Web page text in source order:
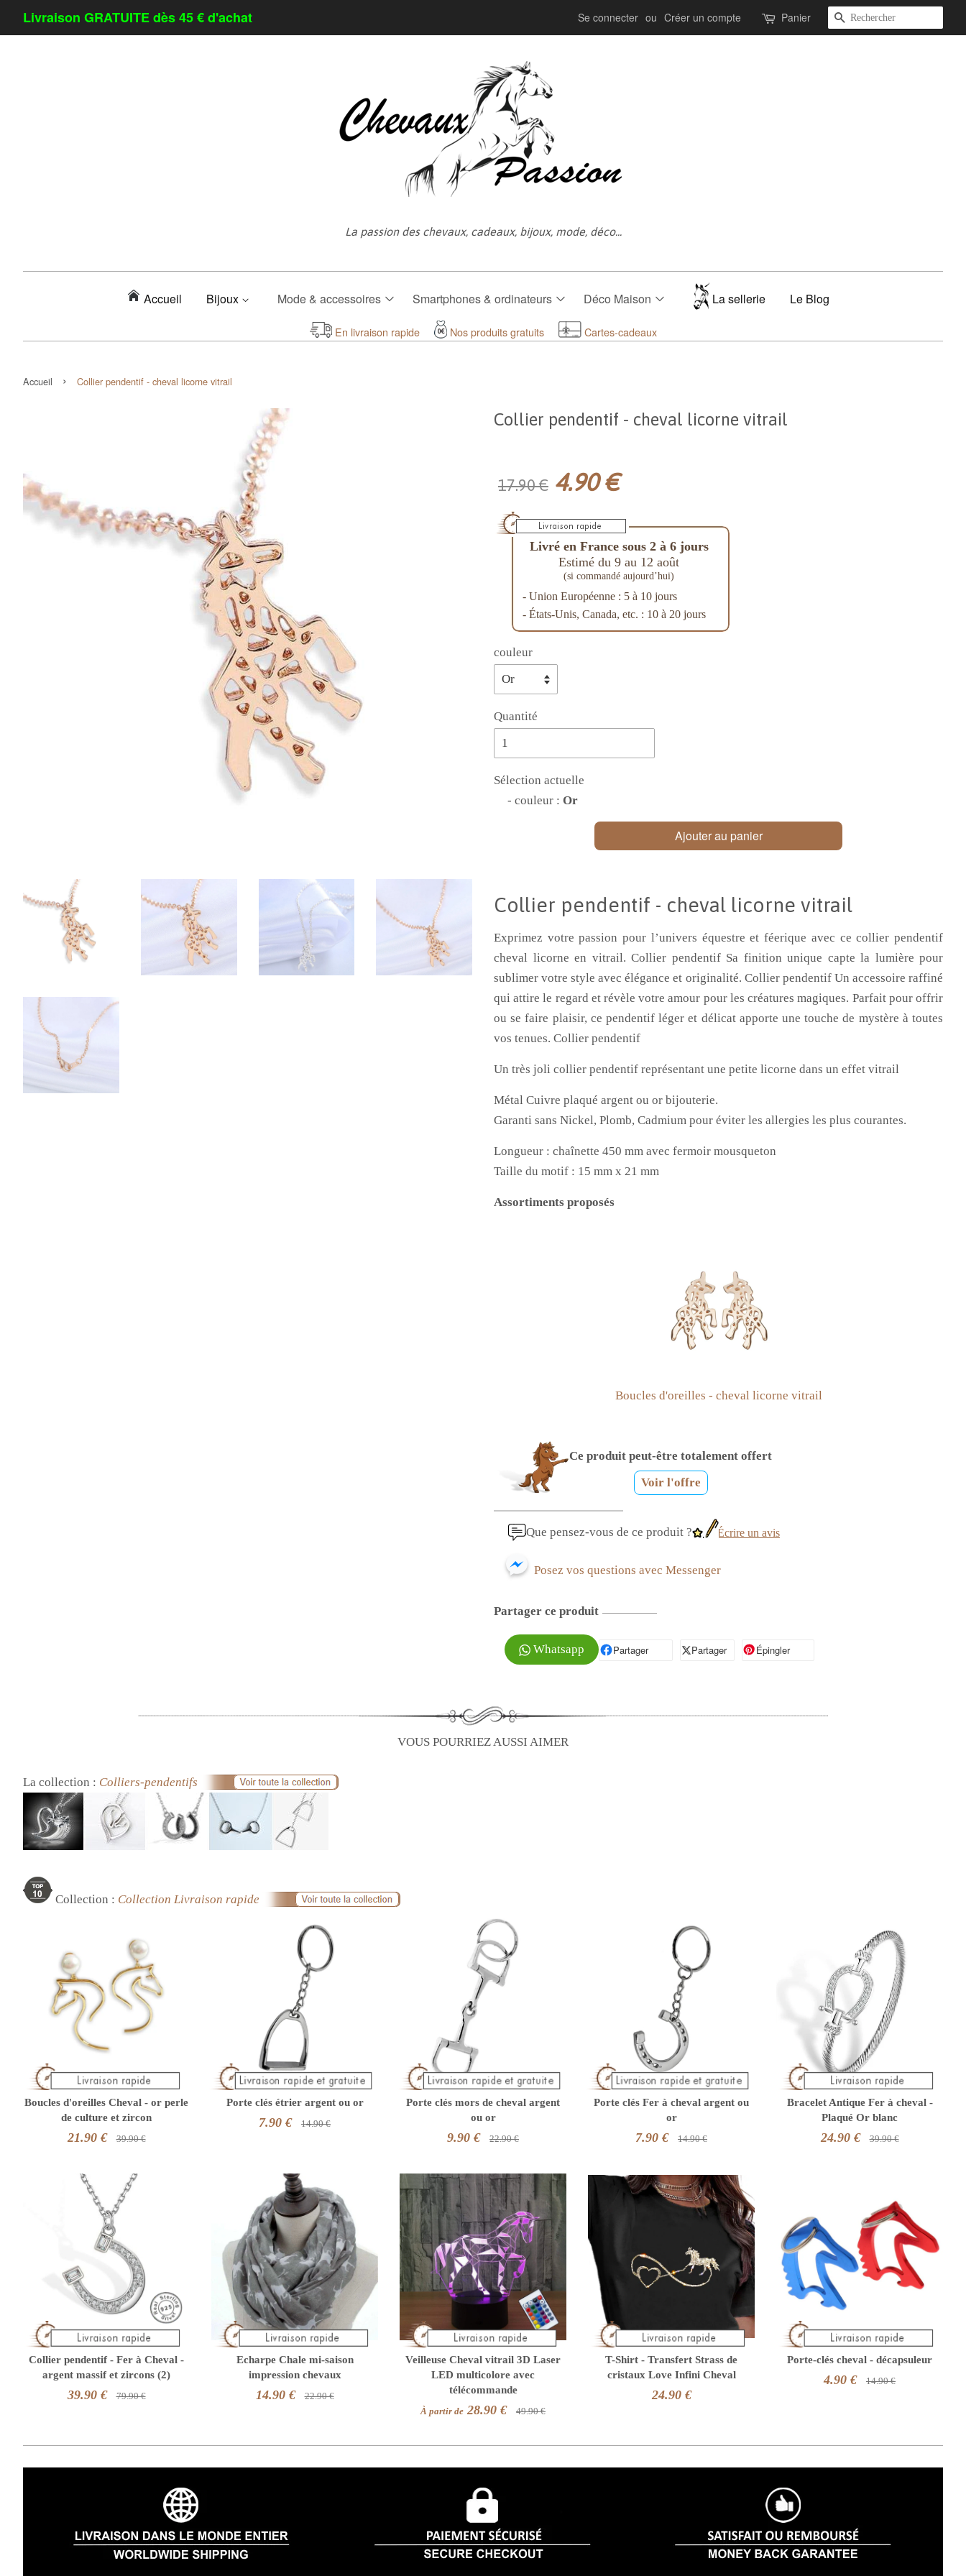
Livraison GRATUITE dès 45 € d'achat Se connecter ou Créer un compte Panier Recherche
La passion des chevaux, cadeaux, bijoux, mode, déco...
Accueil Bijoux Mode & accessoires Smartphones & ordinateurs Déco Maison La sellerie Le Blog
En livraison rapide Nos produits gratuits Cartes-cadeaux
Accueil › Collier pendentif - cheval licorne vitrail
Collier pendentif - cheval licorne vitrail
17.90 € 4.90 €
Livré en France sous 2 à 6 jours
Estimé du 9 au 12 août
(si commandé aujourd’hui)
- Union Européenne : 5 à 10 jours
- États-Unis, Canada, etc. : 10 à 20 jours
couleur
Quantité
Sélection actuelle
- couleur : Or
Ajouter au panier
Collier pendentif - cheval licorne vitrail
Exprimez votre passion pour l’univers équestre et féerique avec ce collier pendentif
cheval licorne en vitrail. Collier pendentif Sa finition unique capte la lumière pour
sublimer votre style avec élégance et originalité. Collier pendentif Un accessoire raffiné
qui attire le regard et révèle votre amour pour les créatures magiques. Parfait pour offrir
ou se faire plaisir, ce pendentif léger et délicat apporte une touche de mystère à toutes
vos tenues. Collier pendentif
Un très joli collier pendentif représentant une petite licorne dans un effet vitrail
Métal Cuivre plaqué argent ou or bijouterie.
Garanti sans Nickel, Plomb, Cadmium pour éviter les allergies les plus courantes.
Longueur : chaînette 450 mm avec fermoir mousqueton
Taille du motif : 15 mm x 21 mm
Assortiments proposés
Boucles d'oreilles - cheval licorne vitrail
Ce produit peut-être totalement offert
Voir l'offre
Que pensez-vous de ce produit ? Écrire un avis
Posez vos questions avec Messenger
Partager ce produit
Whatsapp PartagerPartager sur Facebook
Partager
Partager sur XÉpinglerÉpingler sur Pinterest
VOUS POURRIEZ AUSSI AIMER
La collection : Colliers-pendentifs
Collection : Collection Livraison rapide
Boucles d'oreilles Cheval - or perle
de culture et zircon
21.90 € 39.90 €
Porte clés étrier argent ou or
7.90 € 14.90 €
Porte clés mors de cheval argent
ou or
9.90 € 22.90 €
Porte clés Fer à cheval argent ou
or
7.90 € 14.90 €
Bracelet Antique Fer à cheval -
Plaqué Or blanc
24.90 € 39.90 €
Collier pendentif - Fer à Cheval -
argent massif et zircons (2)
39.90 € 79.90 €
Echarpe Chale mi-saison
impression chevaux
14.90 € 22.90 €
Veilleuse Cheval vitrail 3D Laser
LED multicolore avec
télécommande
À partir de 28.90 € 49.90 €
T-Shirt - Transfert Strass de
cristaux Love Infini Cheval
24.90 €
Porte-clés cheval - décapsuleur
4.90 € 14.90 €